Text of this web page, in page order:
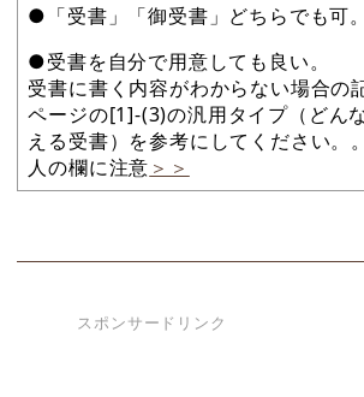
●「受書」「御受書」どちらでも可。
●受書を自分で用意しても良い。
受書に書く内容がわからない場合の
ページの[1]-(3)の汎用タイプ（どん
える受書）を参考にしてください。
人の欄に注意 ＞＞
スポンサードリンク